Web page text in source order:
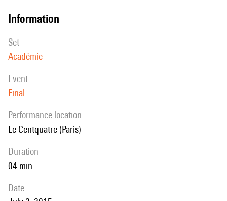
information
set
Académie
event
Final
performance location
Le Centquatre (Paris)
duration
04 min
date